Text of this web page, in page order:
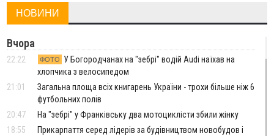
НОВИНИ
Вчора
22:22 ФОТО
У Богородчанах на "зебрі" водій Audi наїхав на
хлопчика з велосипедом
21:01
Загальна площа всіх книгарень України - трохи більше ніж 6
футбольних полів
20:47
На "зебрі" у Франківську два мотоциклісти збили жінку
18:55
Прикарпаття серед лідерів за будівництвом новобудов і